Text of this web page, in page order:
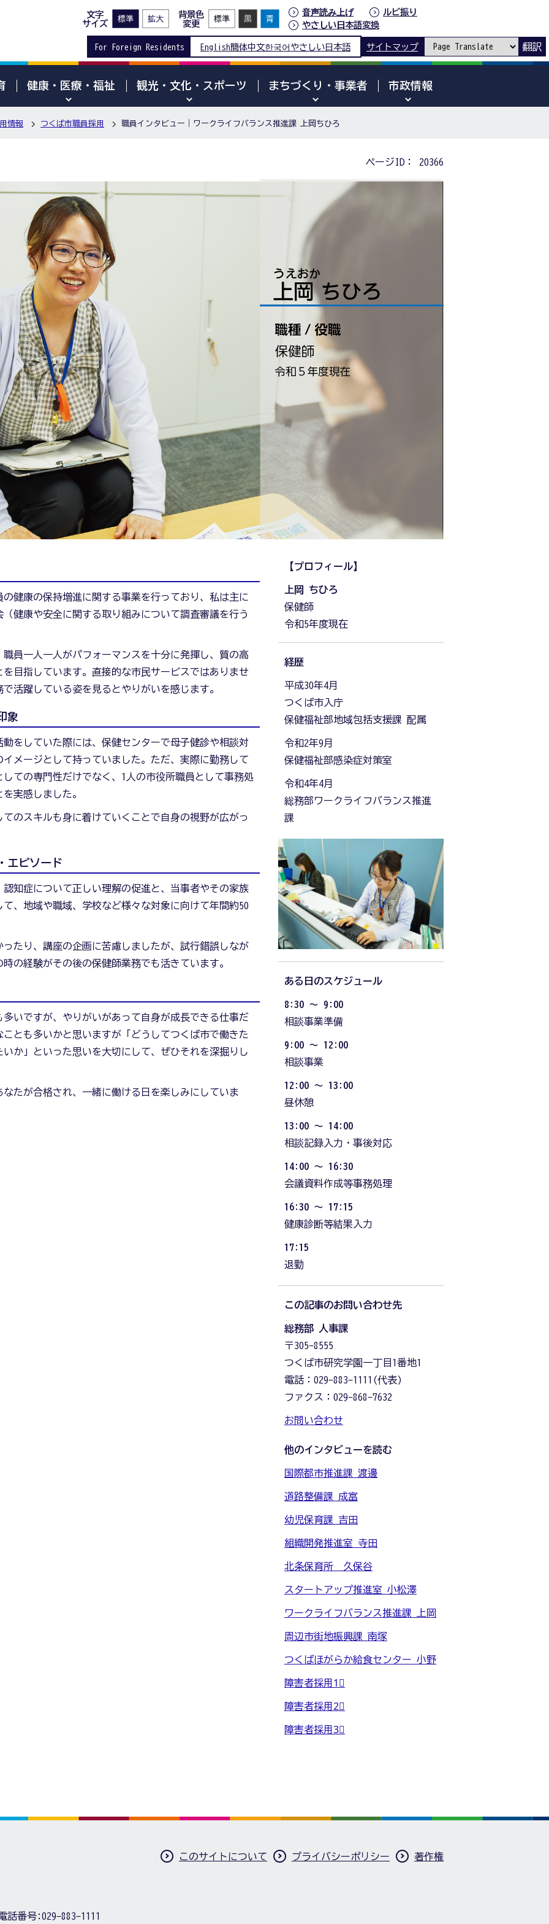
文字
サイズ
背景色
変更
音声読み上げ
ルビ振り
やさしい日本語変換
For Foreign Residents English簡体中文한국어 やさしい日本語 サイトマップ 翻訳
健康・医療・福祉 観光・文化・スポーツ まちづくり・事業者 市政情報
情報 つくば市職員採用 職員インタビュー｜ワークライフバランス推進課 上岡ちひろ
ページID： 20366
健康の保持増進に関する事業を行っており、私は主に
健康や安全に関する取り組みについて調査審議を行う
員一人一人がパフォーマンスを十分に発揮し、質の高
目指しています。直接的な市民サービスではありませ
活躍している姿を見るとやりがいを感じます。
象
をしていた際には、保健センターで母子健診や相談対
メージとして持っていました。ただ、実際に勤務して
ての専門性だけでなく、1人の市役所職員として事務処
実感しました。
のスキルも身に着けていくことで自身の視野が広がっ
エピソード
知症について正しい理解の促進と、当事者やその家族
、地域や職域、学校など様々な対象に向けて年間約50
たり、講座の企画に苦慮しましたが、試行錯誤しなが
の経験がその後の保健師業務でも活きています。
いですが、やりがいがあって自身が成長できる仕事だ
とも多いかと思いますが「どうしてつくば市で働きた
か」といった思いを大切にして、ぜひそれを深掘りし
たが合格され、一緒に働ける日を楽しみにしていま
【プロフィール】
上岡 ちひろ
保健師
令和5年度現在
経歴
平成30年4月
つくば市入庁
保健福祉部地域包括支援課 配属
令和2年9月
保健福祉部感染症対策室
令和4年4月
総務部ワークライフバランス推進
課
ある日のスケジュール
8:30 ～ 9:00
相談事業準備
9:00 ～ 12:00
相談事業
12:00 ～ 13:00
昼休憩
13:00 ～ 14:00
相談記録入力・事後対応
14:00 ～ 16:30
会議資料作成等事務処理
16:30 ～ 17:15
健康診断等結果入力
17:15
退勤
この記事のお問い合わせ先
総務部 人事課
〒305-8555
つくば市研究学園一丁目1番地1
電話：029-883-1111(代表)
ファクス：029-868-7632
お問い合わせ
他のインタビューを読む
国際都市推進課 渡邊
道路整備課 成富
幼児保育課 吉田
組織開発推進室 寺田
北条保育所 久保谷
スタートアップ推進室 小松澤
ワークライフバランス推進課 上岡
周辺市街地振興課 南塚
つくばほがらか給食センター 小野
障害者採用1⃣
障害者採用2⃣
障害者採用3⃣
このサイトについて プライバシーポリシー 著作権
話番号:029-883-1111